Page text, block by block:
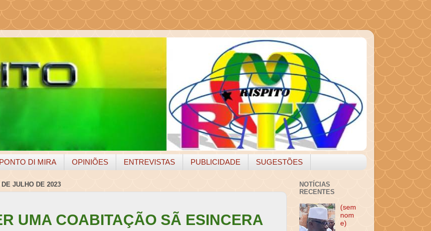
PONTO DI MIRA OPINIÕES ENTREVISTAS PUBLICIDADE SUGESTÕES
JULHO DE 2023
UMA COABITAÇÃO SÃ ESINCERA
NOTÍCIAS
RECENTES
(sem
nom
e)